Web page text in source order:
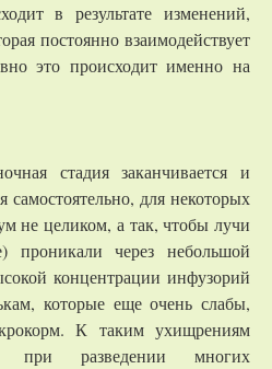
в результате изменений,
постоянно взаимодействует
это происходит именно на
стадия заканчивается и
самостоятельно, для некоторых
не целиком, а так, чтобы лучи
проникали через небольшой
концентрации инфузорий
которые еще очень слабы,
К таким ухищрениям
при разведении многих